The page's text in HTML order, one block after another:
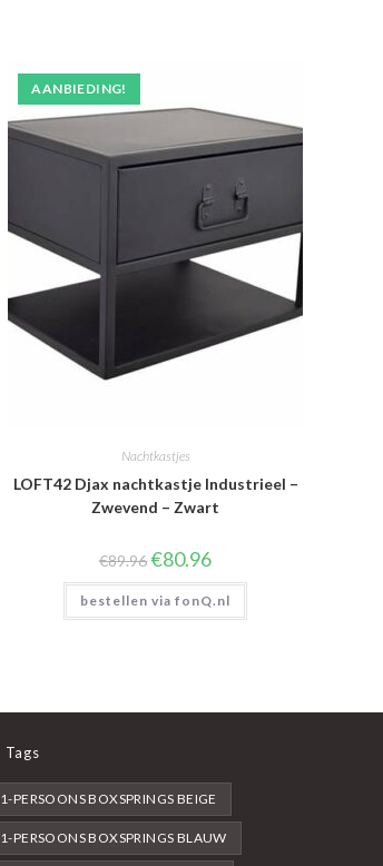
AANBIEDING!
Nachtkastjes
LOFT42 Djax nachtkastje Industrieel –
Zwevend – Zwart
€89.96Oorspronkelijke
prijs
was:
€89.96.
€80.96prijs
is:
€80.96.
bestellen via fonQ.nl
Tags
1-PERSOONS BOXSPRINGS BEIGE
1-PERSOONS BOXSPRINGS BLAUW